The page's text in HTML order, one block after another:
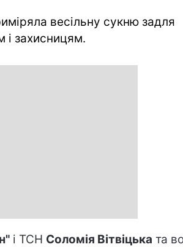
весільну сукню задля
і захисницям.
і ТСН Соломія Вітвіцька та